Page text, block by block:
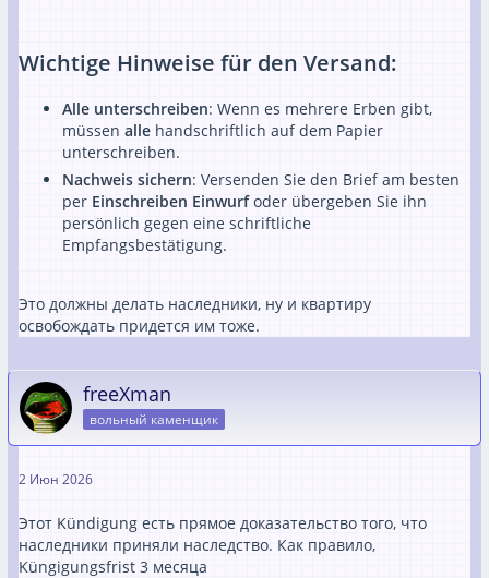
Wichtige Hinweise für den Versand:
Alle unterschreiben: Wenn es mehrere Erben gibt,
müssen alle handschriftlich auf dem Papier
unterschreiben.
Nachweis sichern: Versenden Sie den Brief am besten
per Einschreiben Einwurfoder übergeben Sie ihn
persönlich gegen eine schriftliche
Empfangsbestätigung.
Это должны делать наследники, ну и квартиру
освобождать придется им тоже.
freeXman
вольный каменщик
2 Июн 2026
Этот Kündigung есть прямое доказательство того, что
наследники приняли наследство. Как правило,
Küngigungsfrist 3 месяца